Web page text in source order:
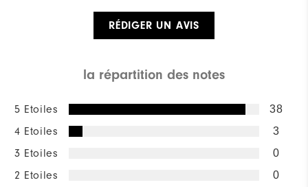
RÉDIGER UN AVIS
la répartition des notes
5 Etoiles 38
4 Etoiles 3
3 Etoiles 0
2 Etoiles 0